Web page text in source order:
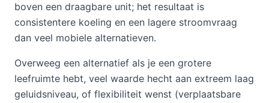
boven een draagbare unit; het resultaat is
consistentere koeling en een lagere stroomvraag
dan veel mobiele alternatieven.
Overweeg een alternatief als je een grotere
leefruimte hebt, veel waarde hecht aan extreem laag
geluidsniveau, of flexibiliteit wenst (verplaatsbare